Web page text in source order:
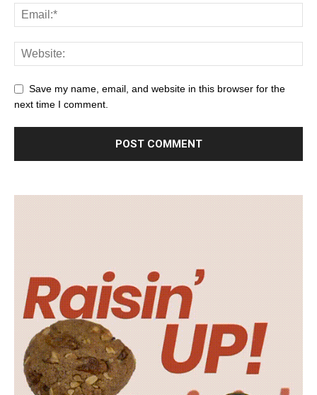
Save my name, email, and website in this browser for the
next time I comment.